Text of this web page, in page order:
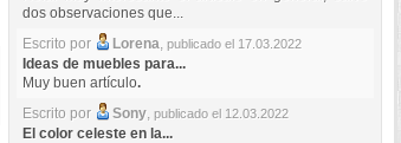
dos observaciones que...
Escrito por
Lorena, publicado el 17.03.2022
Ideas de muebles para...
Muy buen artículo.
Escrito por
Sony, publicado el 12.03.2022
El color celeste en la...